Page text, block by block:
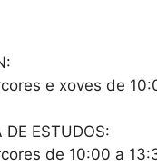
e xoves de
DE ESTUDOS:
de 10:00 a